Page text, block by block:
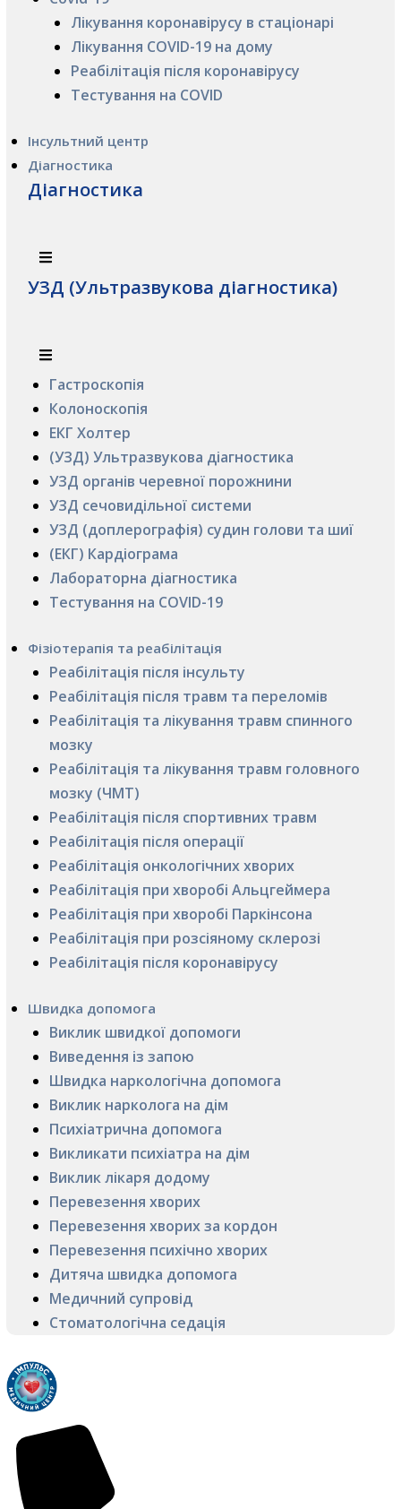
Лікування коронавірусу в стаціонарі
Лікування COVID-19 на дому
Реабілітація після коронавірусу
Тестування на COVID
Інсультний центр
Діагностика
Діагностика
УЗД (Ультразвукова діагностика)
Гастроскопія
Колоноскопія
ЕКГ Холтер
(УЗД) Ультразвукова діагностика
УЗД органів черевної порожнини
УЗД сечовидільної системи
УЗД (доплерографія) судин голови та шиї
(ЕКГ) Кардіограма
Лабораторна діагностика
Тестування на COVID-19
Фізіотерапія та реабілітація
Реабілітація після інсульту
Реабілітація після травм та переломів
Реабілітація та лікування травм спинного
мозку
Реабілітація та лікування травм головного
мозку (ЧМТ)
Реабілітація після спортивних травм
Реабілітація після операції
Реабілітація онкологічних хворих
Реабілітація при хворобі Альцгеймера
Реабілітація при хворобі Паркінсона
Реабілітація при розсіяному склерозі
Реабілітація після коронавірусу
Швидка допомога
Виклик швидкої допомоги
Виведення із запою
Швидка наркологічна допомога
Виклик нарколога на дім
Психіатрична допомога
Викликати психіатра на дім
Виклик лікаря додому
Перевезення хворих
Перевезення хворих за кордон
Перевезення психічно хворих
Дитяча швидка допомога
Медичний супровід
Стоматологічна седація